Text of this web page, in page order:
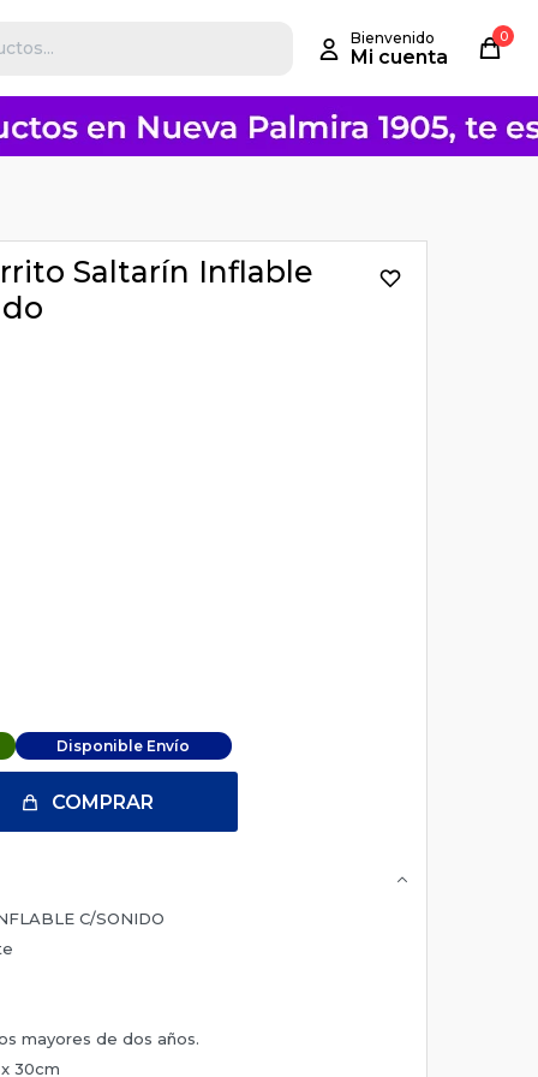
0
Saltarín Inflable
Disponible Envío
COMPRAR
C/SONIDO
mayores de dos años.
30cm